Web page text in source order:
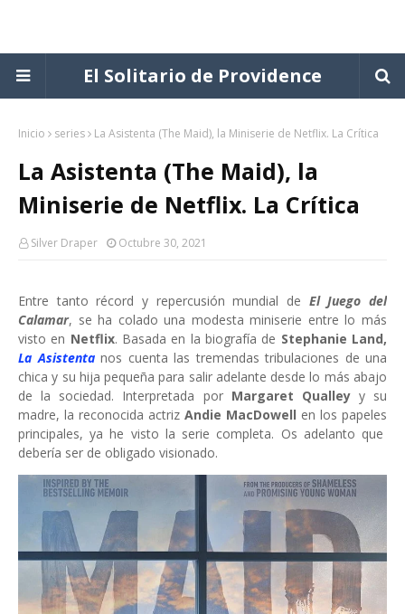
El Solitario de Providence
Inicio series La Asistenta (The Maid), la Miniserie de Netflix. La Crítica
La Asistenta (The Maid), la
Miniserie de Netflix. La Crítica
Silver Draper Octubre 30, 2021
Entre tanto récord y repercusión mundial de El Juego del
Calamar, se ha colado una modesta miniserie entre lo más
visto en Netflix. Basada en la biografía de Stephanie Land,
La Asistentanos cuenta las tremendas tribulaciones de una
chica y su hija pequeña para salir adelante desde lo más abajo
de la sociedad. Interpretada por Margaret Qualleyy su
madre, la reconocida actriz Andie MacDowell en los papeles
principales, ya he visto la serie completa. Os adelanto que
debería ser de obligado visionado.